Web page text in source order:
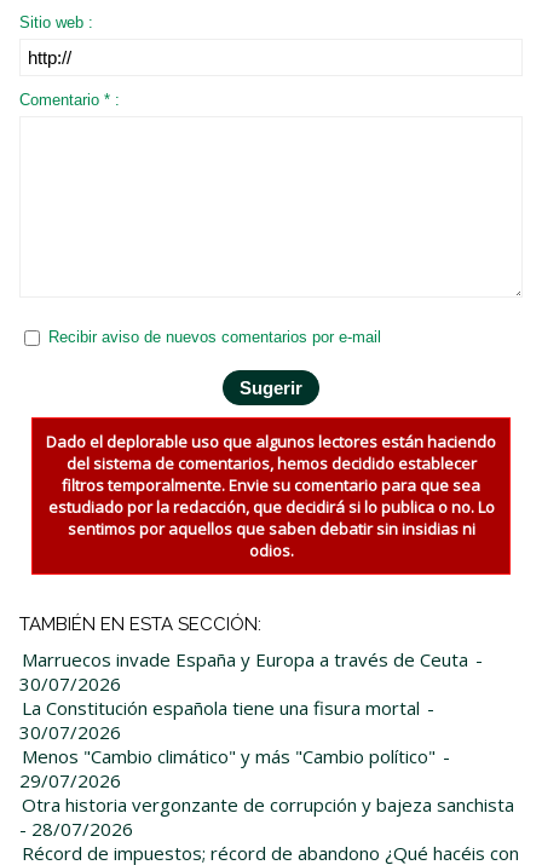
Sitio web :
Comentario * :
Recibir aviso de nuevos comentarios por e-mail
Dado el deplorable uso que algunos lectores están haciendo
del sistema de comentarios, hemos decidido establecer
filtros temporalmente. Envie su comentario para que sea
estudiado por la redacción, que decidirá si lo publica o no. Lo
sentimos por aquellos que saben debatir sin insidias ni
odios.
TAMBIÉN EN ESTA SECCIÓN:
Marruecos invade España y Europa a través de Ceuta -
30/07/2026
La Constitución española tiene una fisura mortal -
30/07/2026
Menos "Cambio climático" y más "Cambio político" -
29/07/2026
Otra historia vergonzante de corrupción y bajeza sanchista
- 28/07/2026
Récord de impuestos; récord de abandono ¿Qué hacéis con